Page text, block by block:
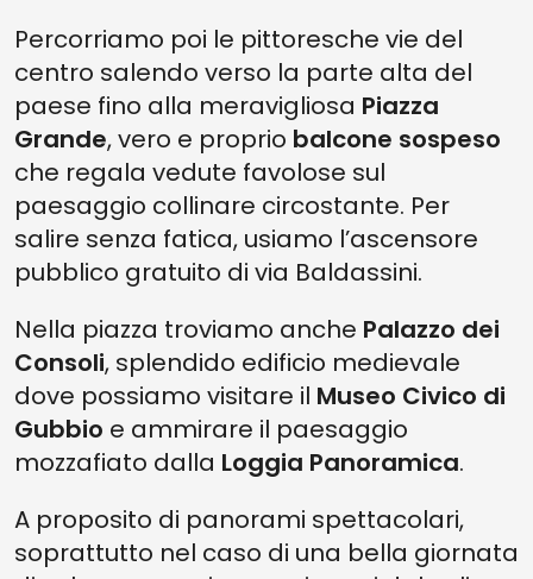
Percorriamo poi le pittoresche vie del
centro salendo verso la parte alta del
paese fino alla meravigliosa Piazza
Grande, vero e proprio balcone sospeso
che regala vedute favolose sul
paesaggio collinare circostante. Per
salire senza fatica, usiamo l’ascensore
pubblico gratuito di via Baldassini.
Nella piazza troviamo anche Palazzo dei
Consoli, splendido edificio medievale
dove possiamo visitare il Museo Civico di
Gubbio e ammirare il paesaggio
mozzafiato dalla Loggia Panoramica.
A proposito di panorami spettacolari,
soprattutto nel caso di una bella giornata